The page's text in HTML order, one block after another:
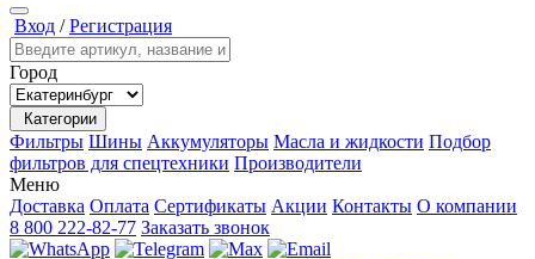
Вход /Регистрация
Город
Категории
Фильтры Шины Аккумуляторы Масла и жидкости Подбор
фильтров для спецтехники Производители
Меню
Доставка Оплата Сертификаты Акции Контакты О компании
8 800 222-82-77 Заказать звонок